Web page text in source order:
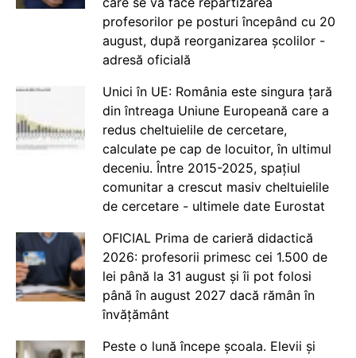
profesorilor pe posturi începând cu 20
august, după reorganizarea școlilor -
adresă oficială
Unici în UE: România este singura țară
din întreaga Uniune Europeană care a
redus cheltuielile de cercetare,
calculate pe cap de locuitor, în ultimul
deceniu. Între 2015-2025, spațiul
comunitar a crescut masiv cheltuielile
de cercetare - ultimele date Eurostat
OFICIAL Prima de carieră didactică
2026: profesorii primesc cei 1.500 de
lei până la 31 august și îi pot folosi
până în august 2027 dacă rămân în
învățământ
Peste o lună începe școala. Elevii și